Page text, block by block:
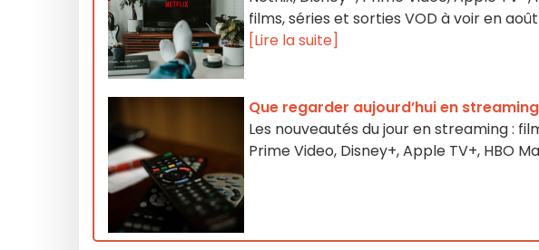
films, séries et sorties VOD à voir en
[Lire la suite]
Que regarder aujourd’hui en
Les nouveautés du jour en streaming :
Prime Video, Disney+, Apple TV+, HBO